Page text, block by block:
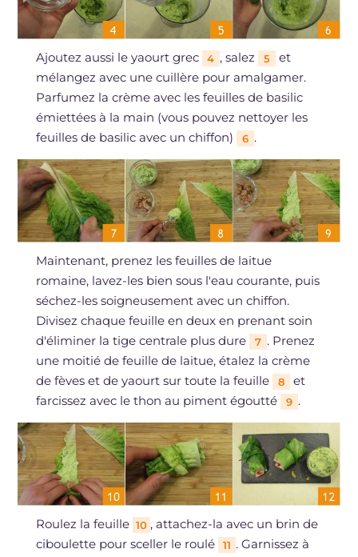
Ajoutez aussi le yaourt grec 4 , salez 5
et
mélangez avec une cuillère pour amalgamer.
Parfumez la crème avec les feuilles de basilic
émiettées à la main (vous pouvez nettoyer les
feuilles de basilic avec un chiffon)
6 .
Maintenant, prenez les feuilles de laitue
romaine, lavez-les bien sous l'eau courante, puis
séchez-les soigneusement avec un chiffon.
Divisez chaque feuille en deux en prenant soin
d'éliminer la tige centrale plus dure
7 . Prenez
une moitié de feuille de laitue, étalez la crème
de fèves et de yaourt sur toute la feuille
8
et
farcissez avec le thon au piment égoutté
9 .
Roulez la feuille 10 , attachez-la avec un brin de
ciboulette pour sceller le roulé
11 . Garnissez à